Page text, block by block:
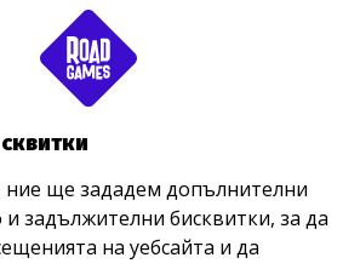
ние ще зададем допълнителни
и задължителни бисквитки, за да
на уебсайта и да